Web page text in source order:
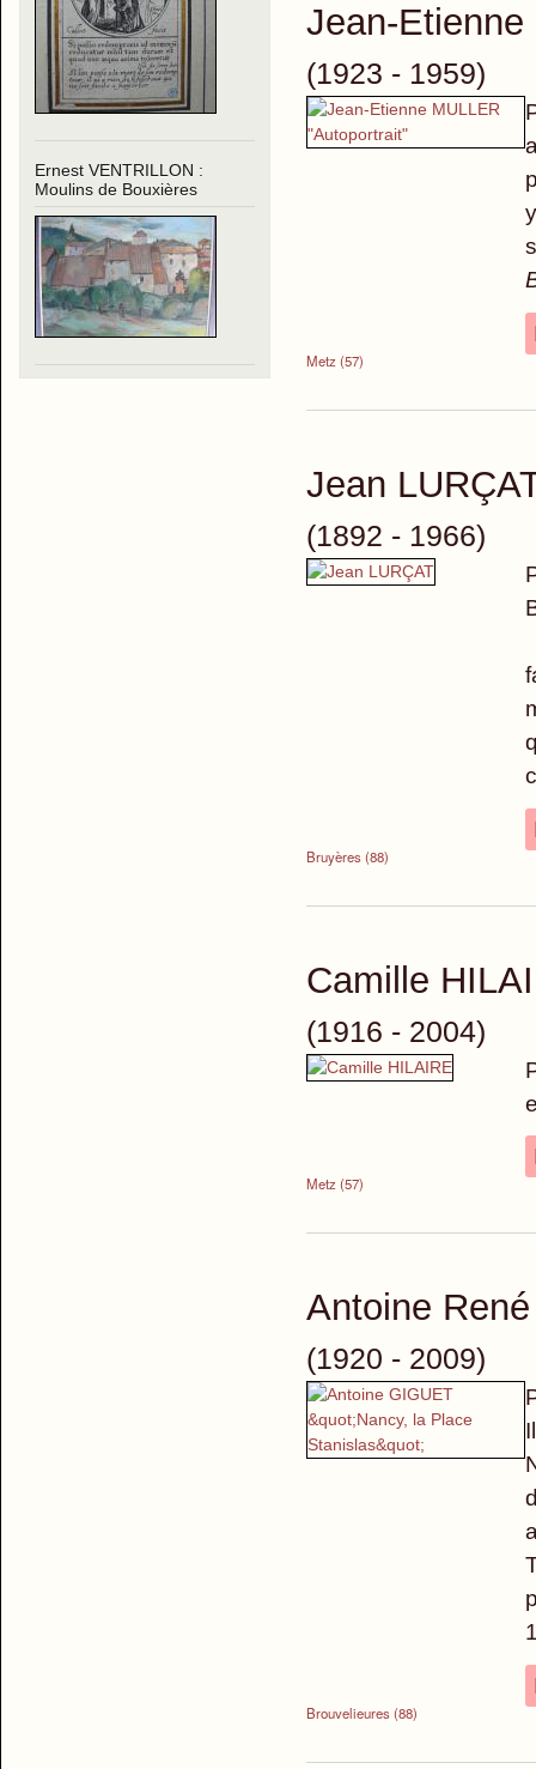
Ernest VENTRILLON :
Moulins de Bouxières
Jean-Etienne
(1923 - 1959)
Metz (57)
Jean
(1892 - 1966)
Bruyères (88)
Camille
(1916 - 2004)
Metz (57)
Antoine
(1920 - 2009)
Brouvelieures (88)